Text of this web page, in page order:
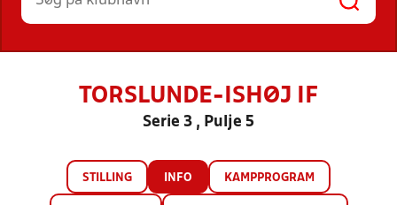
TORSLUNDE-ISHØJ IF
Serie 3 , Pulje 5
STILLING INFO KAMPPROGRAM